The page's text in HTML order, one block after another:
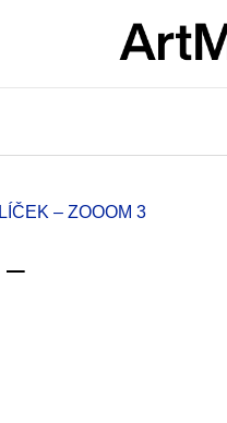
– ZOOOM 3
–